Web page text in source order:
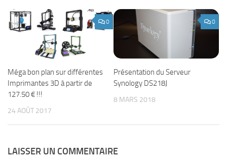
0
Méga bon plan sur différentes
Imprimantes 3D à partir de
127.50 € !!!
24 AOÛT 2017
0
Présentation du Serveur
Synology DS218J
8 MARS 2018
LAISSER UN COMMENTAIRE